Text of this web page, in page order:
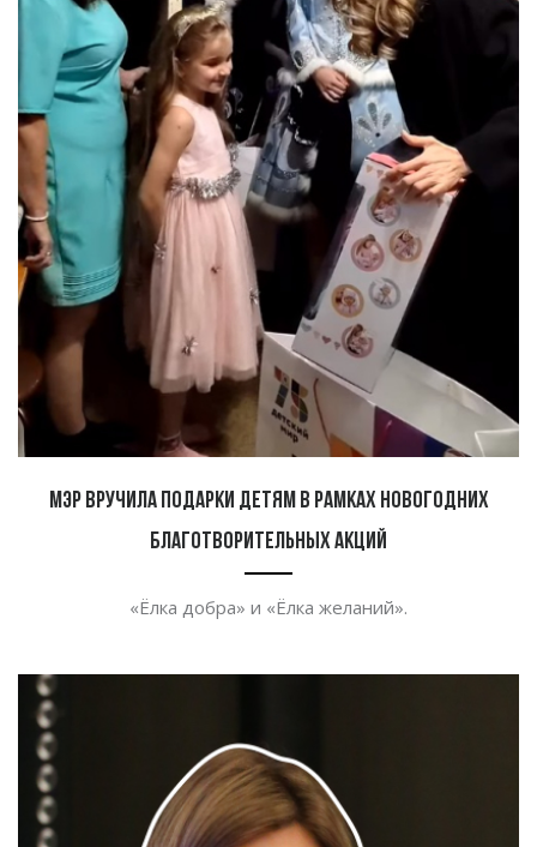
Мэр вручила подарки детям в рамках новогодних
благотворительных акций
«Ёлка добра» и «Ёлка желаний».